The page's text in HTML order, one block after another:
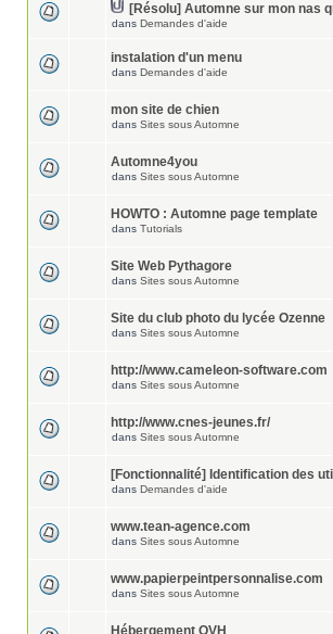
[Résolu] Automne sur mon nas
dans Demandes d'aide
instalation d'un menu
dans Demandes d'aide
mon site de chien
dans Sites sous Automne
Automne4you
dans Sites sous Automne
HOWTO : Automne page template
dans Tutorials
Site Web Pythagore
dans Sites sous Automne
Site du club photo du lycée Ozenne
dans Sites sous Automne
http://www.cameleon-software.com
dans Sites sous Automne
http://www.cnes-jeunes.fr/
dans Sites sous Automne
[Fonctionnalité] Identification des
dans Demandes d'aide
www.tean-agence.com
dans Sites sous Automne
www.papierpeintpersonnalise.com
dans Sites sous Automne
Hébergement OVH